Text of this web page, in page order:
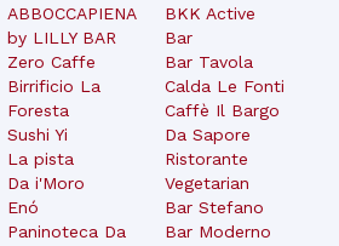
ABBOCCAPIENA
by LILLY BAR
Zero Caffe
Birrificio La
Foresta
Sushi Yi
La pista
Da i'Moro
Enó
Paninoteca Da
BKK Active
Bar
Bar Tavola
Calda Le Fonti
Caffè Il Bargo
Da Sapore
Ristorante
Vegetarian
Bar Stefano
Bar Moderno